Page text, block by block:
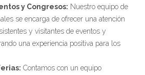
y Congresos: Nuestro equipo de
se encarga de ofrecer una atención
y visitantes de eventos y
una experiencia positiva para los
Contamos con un equipo